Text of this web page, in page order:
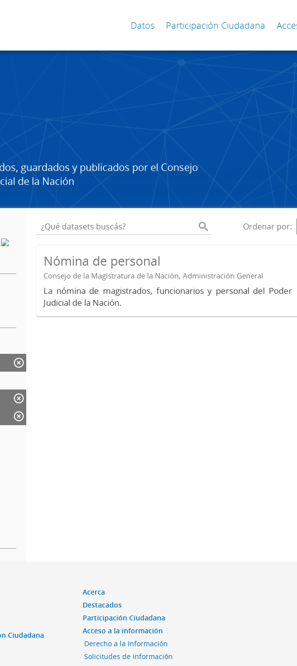
Datos Participación Ciudadana
guardados y publicados por el Consejo
de la Nación
Ordenar por
Nómina de personal
Consejo de la Magistratura de la Nación, Administración General
La nómina de magistrados, funcionarios y personal del Poder
Judicial de la Nación.
Ciudadana
Acerca
Destacados
Participación Ciudadana
Acceso a la información
Derecho a la Información
Solicitudes de información